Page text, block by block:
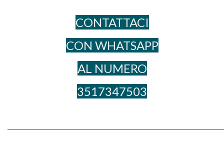
CONTATTACI
CON WHATSAPP
AL NUME​RO
3517347503